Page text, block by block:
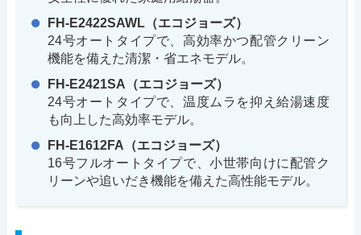
FH-E2422SAWL（エコジョーズ）
24号オートタイプで、高効率かつ配管クリーン
機能を備えた清潔・省エネモデル。
FH-E2421SA（エコジョーズ）
24号オートタイプで、温度ムラを抑え給湯速度
も向上した高効率モデル。
FH-E1612FA（エコジョーズ）
16号フルオートタイプで、小世帯向けに配管ク
リーンや追いだき機能を備えた高性能モデル。